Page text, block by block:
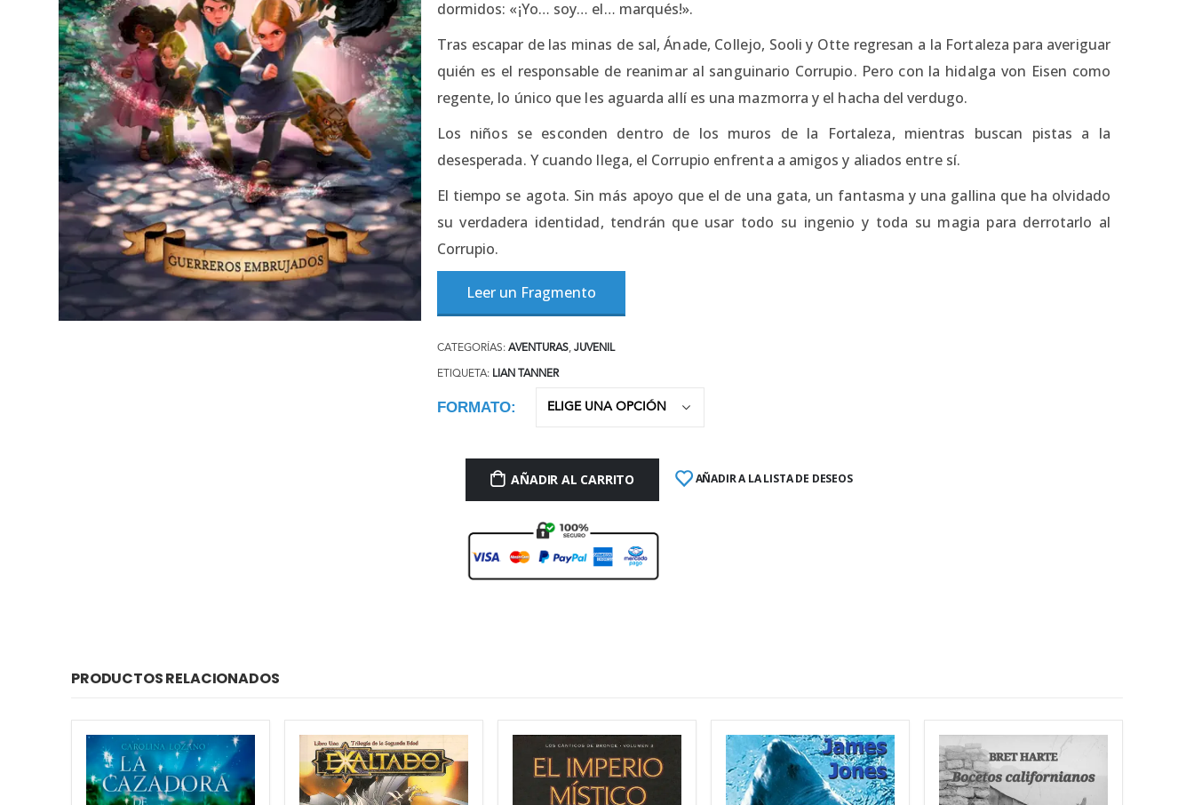
dormidos: «¡Yo… soy… el… marqués!».
Tras escapar de las minas de sal, Ánade, Collejo, Sooli y Otte regresan a la Fortaleza para averiguar
quién es el responsable de reanimar al sanguinario Corrupio. Pero con la hidalga von Eisen como
regente, lo único que les aguarda allí es una mazmorra y el hacha del verdugo.
Los niños se esconden dentro de los muros de la Fortaleza, mientras buscan pistas a la
desesperada. Y cuando llega, el Corrupio enfrenta a amigos y aliados entre sí.
El tiempo se agota. Sin más apoyo que el de una gata, un fantasma y una gallina que ha olvidado
su verdadera identidad, tendrán que usar todo su ingenio y toda su magia para derrotarlo al
Corrupio.
Leer un Fragmento
CATEGORÍAS: AVENTURAS, JUVENIL
ETIQUETA: LIAN TANNER
FORMATO
AÑADIR AL CARRITO AÑADIR A LA LISTA DE DESEOS
PRODUCTOS RELACIONADOS